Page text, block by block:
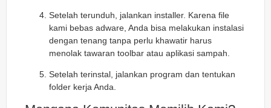
Setelah terunduh, jalankan installer. Karena file
kami bebas adware , Anda bisa melakukan instalasi
dengan tenang tanpa perlu khawatir harus
menolak tawaran toolbar atau aplikasi sampah.
Setelah terinstal, jalankan program dan tentukan
folder kerja Anda.